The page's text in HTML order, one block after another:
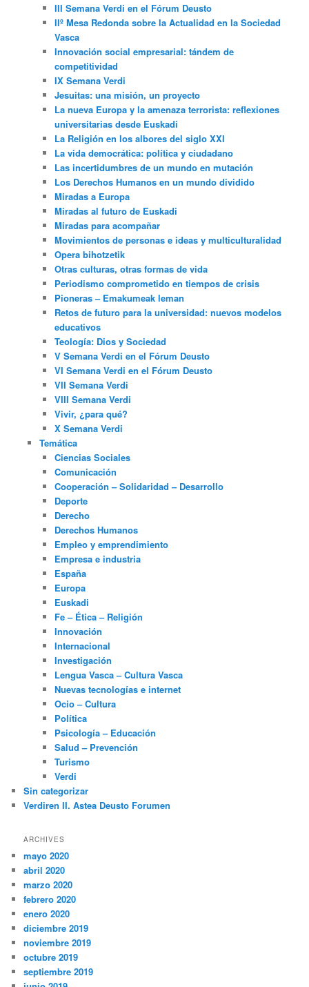
III Semana Verdi en el Fórum Deusto
IIº Mesa Redonda sobre la Actualidad en la Sociedad
Vasca
Innovación social empresarial: tándem de
competitividad
IX Semana Verdi
Jesuitas: una misión, un proyecto
La nueva Europa y la amenaza terrorista: reflexiones
universitarias desde Euskadi
La Religión en los albores del siglo XXI
La vida democrática: política y ciudadano
Las incertidumbres de un mundo en mutación
Los Derechos Humanos en un mundo dividido
Miradas a Europa
Miradas al futuro de Euskadi
Miradas para acompañar
Movimientos de personas e ideas y multiculturalidad
Opera bihotzetik
Otras culturas, otras formas de vida
Periodismo comprometido en tiempos de crisis
Pioneras – Emakumeak leman
Retos de futuro para la universidad: nuevos modelos
educativos
Teología: Dios y Sociedad
V Semana Verdi en el Fórum Deusto
VI Semana Verdi en el Fórum Deusto
VII Semana Verdi
VIII Semana Verdi
Vivir, ¿para qué?
X Semana Verdi
Temática
Ciencias Sociales
Comunicación
Cooperación – Solidaridad – Desarrollo
Deporte
Derecho
Derechos Humanos
Empleo y emprendimiento
Empresa e industria
España
Europa
Euskadi
Fe – Ética – Religión
Innovación
Internacional
Investigación
Lengua Vasca – Cultura Vasca
Nuevas tecnologías e internet
Ocio – Cultura
Política
Psicología – Educación
Salud – Prevención
Turismo
Verdi
Sin categorizar
Verdiren II. Astea Deusto Forumen
ARCHIVES
mayo 2020
abril 2020
marzo 2020
febrero 2020
enero 2020
diciembre 2019
noviembre 2019
octubre 2019
septiembre 2019